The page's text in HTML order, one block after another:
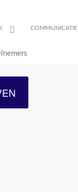
COMMUNICATIE